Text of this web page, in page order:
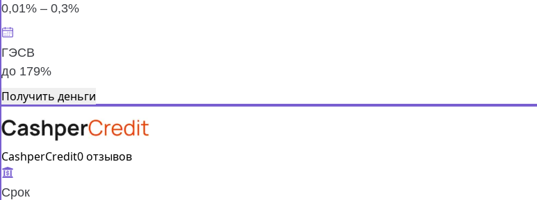
0,01% – 0,3%
ГЭСВ
до 179%
Получить деньги
CashperCredit0 отзывов
Срок